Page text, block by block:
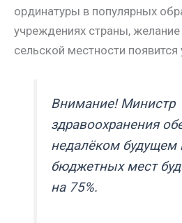
ординатуры в популярных
учреждениях страны,
сельской местности появится
Внимание! Министр
здравоохранения
недалёком будущем
бюджетных мест
на 75%.